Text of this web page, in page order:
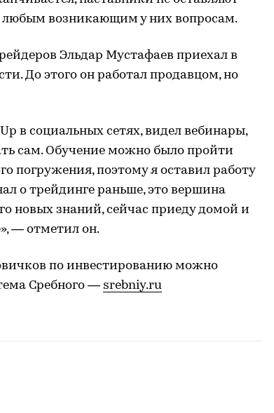
любым возникающим у них вопросам.
Эльдар Мустафаев приехал в
До этого он работал продавцом, но
в социальных сетях, видел вебинары,
сам. Обучение можно было пройти
погружения, поэтому я оставил работу
о трейдинге раньше, это вершина
новых знаний, сейчас приеду домой и
— отметил он.
по инвестированию можно
Сребного — srebniy.ru